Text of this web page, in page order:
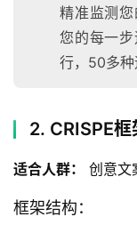
精准监测
您的每一
行，50多
2. CRISPE框
适合人群： 创意文
框架结构：